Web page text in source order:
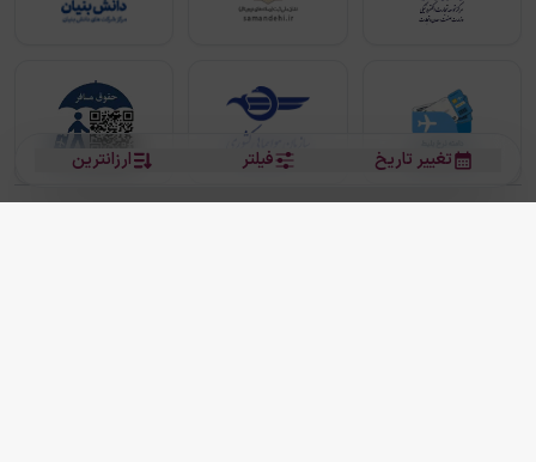
ارزانترین فیلتر تغییر تاریخ